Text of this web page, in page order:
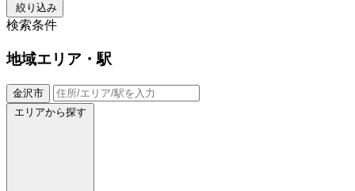
絞り込み
検索条件
地域エリア・駅
金沢市
エリアから探す